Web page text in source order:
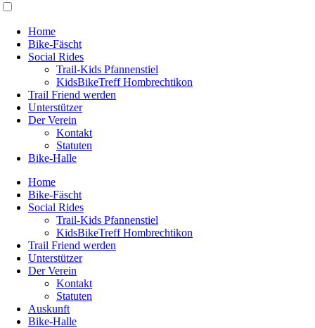
Home
Bike-Fäscht
Social Rides
Trail-Kids Pfannenstiel
KidsBikeTreff Hombrechtikon
Trail Friend werden
Unterstützer
Der Verein
Kontakt
Statuten
Bike-Halle
Home
Bike-Fäscht
Social Rides
Trail-Kids Pfannenstiel
KidsBikeTreff Hombrechtikon
Trail Friend werden
Unterstützer
Der Verein
Kontakt
Statuten
Auskunft
Bike-Halle